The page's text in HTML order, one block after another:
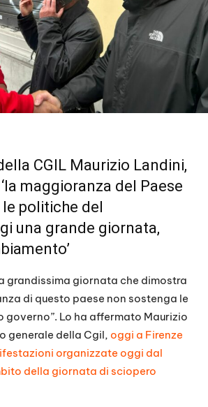
CGIL Maurizio Landini,
‘la maggioranza del Paese
politiche del
una grande giornata,
grandissima giornata che dimostra
di questo paese non sostenga le
governo”. Lo ha affermato Maurizio
generale della Cgil, oggi a Firenze
organizzate oggi dal
della giornata di sciopero